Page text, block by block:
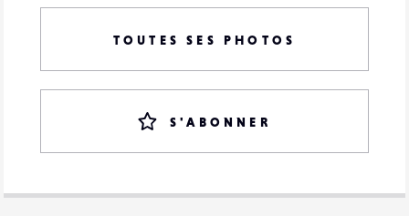
TOUTES SES PHOTOS
S'ABONNER